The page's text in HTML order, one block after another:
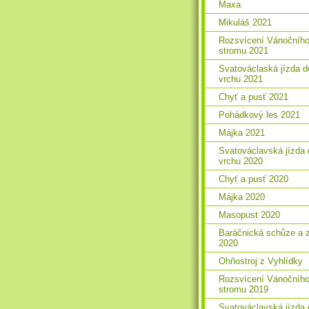
Maxa
Mikuláš 2021
Rozsvícení Vánočního
stromu 2021
Svatováclaská jízda
vrchu 2021
Chyť a pusť 2021
Pohádkový les 2021
Májka 2021
Svatováclavská jízda
vrchu 2020
Chyť a pusť 2020
Májka 2020
Masopust 2020
Baráčnická schůze a
2020
Ohňostroj z Vyhlídky
Rozsvícení Vánočního
stromu 2019